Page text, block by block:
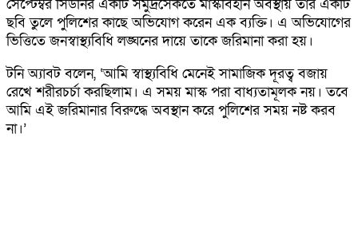
সেপ্টেম্বর সিডনির একটি সমুদ্রসৈকতে মাস্কবিহীন অবস্থায় তার একটি
ছবি তুলে পুলিশের কাছে অভিযোগ করেন এক ব্যক্তি। এ অভিযোগের
ভিত্তিতে জনস্বাস্থ্যবিধি লঙ্ঘনের দায়ে তাকে জরিমানা করা হয়।
টনি অ্যাবট বলেন, ‘আমি স্বাস্থ্যবিধি মেনেই সামাজিক দূরত্ব বজায়
রেখে শরীরচর্চা করছিলাম। এ সময় মাস্ক পরা বাধ্যতামূলক নয়। তবে
আমি এই জরিমানার বিরুদ্ধে অবস্থান করে পুলিশের সময় নষ্ট করব
না।’